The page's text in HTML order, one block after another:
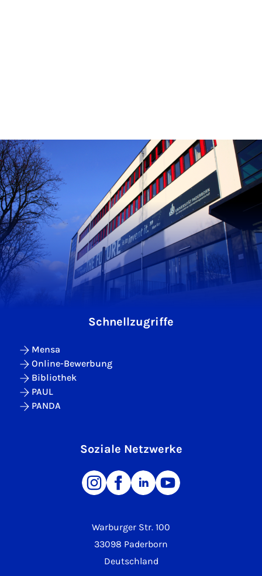
Warburger Str. 100
33098 Paderborn
Deutschland
Schnellzugriffe
Mensa
Online-Bewerbung
Bibliothek
PAUL
PANDA
Soziale Netzwerke